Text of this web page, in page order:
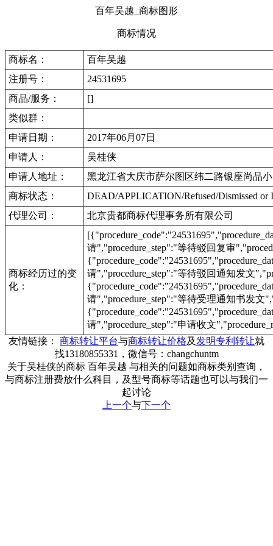
百年吴越_商标图形
商标情况
商标名：
百年吴越
注册号：
24531695
商品/服务：
[]
类似群：
申请日期：
2017年06月07日
申请人：
吴桂侠
申请人地址：
黑龙江省大庆市萨尔图区纬二路银座尚品
商标状态：
DEAD/APPLICATION/Refused/Dismissed
代理公司：
北京贵都商标代理事务所有限公司
商标经历过的变
化：
请","procedure_step":"等待驳回复审
请","procedure_step":"等待驳回通知发文
请","procedure_step":"等待受理通知书发文
请","procedure_step":"申请收文
友情链接： 商标转让平台与商标转让价格及 发明专利转让就
找13180855331，微信号：changchuntm
关于吴桂侠的商标 百年吴越 与相关的问题如商标类别查询，
与商标注册费放什么科目，及型号商标等话题也可以与我们一
起讨论
上一个与下一个